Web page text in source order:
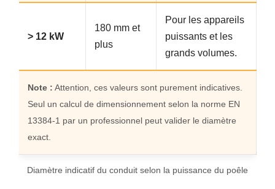
Diamètre indicatif du conduit selon la puissance du poêle
> 12 kW
180 mm et
plus
Pour les appareils
puissants et les
grands volumes.
Note : Attention, ces valeurs sont purement indicatives.
Seul un calcul de dimensionnement selon la norme EN
13384-1 par un professionnel peut valider le diamètre
exact.